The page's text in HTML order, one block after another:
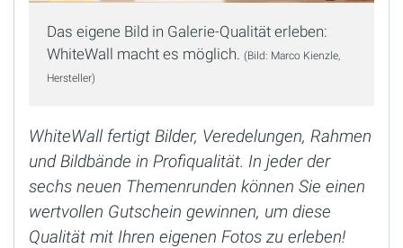
Das eigene Bild in Galerie-Qualität erleben:
WhiteWall macht es möglich. (Bild: Marco Kienzle,
Hersteller)
WhiteWall fertigt Bilder, Veredelungen, Rahmen
und Bildbände in Profiqualität. In jeder der
sechs neuen Themenrunden können Sie einen
wertvollen Gutschein gewinnen, um diese
Qualität mit Ihren eigenen Fotos zu erleben!